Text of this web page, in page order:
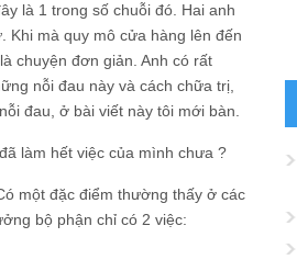
là 1 trong số chuỗi đó. Hai anh
Khi mà quy mô cửa hàng lên đến
chuyện đơn giản. Anh có rất
nỗi đau này và cách chữa trị,
đau, ở bài viết này tôi mới bàn.
làm hết việc của mình chưa ?
một đặc điểm thường thấy ở các
bộ phận chỉ có 2 việc: